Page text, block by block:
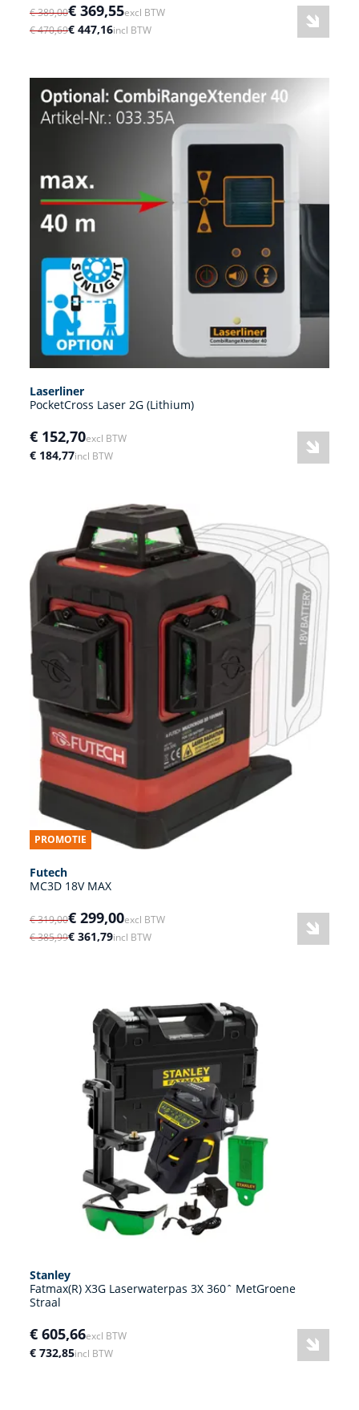
€ 389,00€ 369,55excl BTW
€ 470,69€ 447,16incl BTW
Laserliner
PocketCross Laser 2G (Lithium)
€ 152,70excl BTW
€ 184,77incl BTW
PROMOTIE
Futech
MC3D 18V MAX
€ 319,00€ 299,00excl BTW
€ 385,99€ 361,79incl BTW
Stanley
Fatmax(R) X3G Laserwaterpas 3X 360ˆ MetGroene
Straal
€ 605,66excl BTW
€ 732,85incl BTW